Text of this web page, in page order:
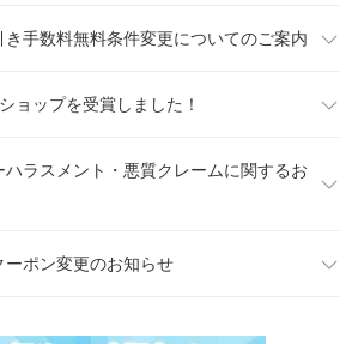
き手数料無料条件変更についてのご案内
ョップを受賞しました！
ハラスメント・悪質クレームに関するお
ーポン変更のお知らせ